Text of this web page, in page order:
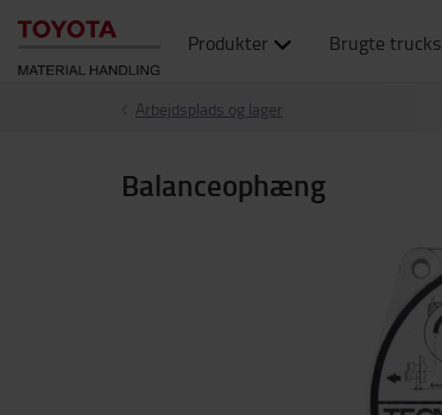
Produkter Brugte trucks
Arbejdsplads og lager
Balanceophæng